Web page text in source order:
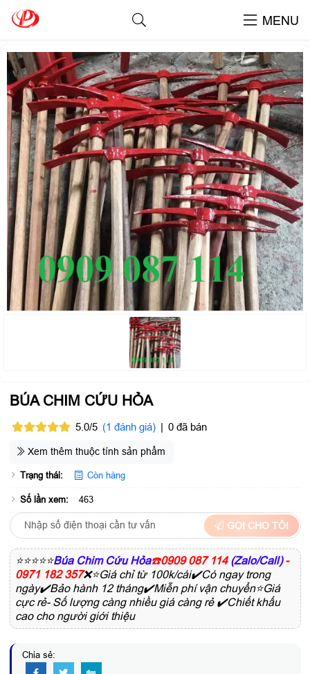
MENU
Búa Chim Cứu Hỏa
BÚA CHIM CỨU HỎA
5.0/5 (1 đánh giá) | 0 đã bán
Xem thêm thuộc tính sản phẩm
Trạng thái: Còn hàng
Số lần xem: 463
GỌI CHO TÔI
⭐⭐⭐⭐⭐Búa Chim Cứu Hỏa☎️0909 087 114 (Zalo/Call) -
0971 182 357❌⭐Giá chỉ từ 100k/cái✔️Có ngay trong
ngày✔️Bảo hành 12 tháng✔️Miễn phí vận chuyển⭐Giá
cực rẻ- Số lượng càng nhiều giá càng rẻ ✔️Chiết khấu
cao cho người giới thiệu
Chia sẻ: